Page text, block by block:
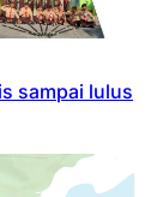
sampai lulus